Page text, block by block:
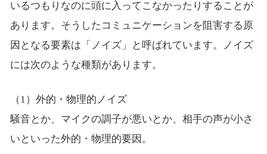
いるつもりなのに頭に入ってこなかったりすることが
あります。そうしたコミュニケーションを阻害する原
因となる要素は「ノイズ」と呼ばれています。ノイズ
には次のような種類があります。
（1）外的・物理的ノイズ
騒音とか、マイクの調子が悪いとか、相手の声が小さ
いといった外的・物理的要因。